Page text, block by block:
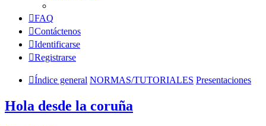
FAQ
Contáctenos
Identificarse
Registrarse
Índice general NORMAS/TUTORIALES Presentaciones
Hola desde la coruña